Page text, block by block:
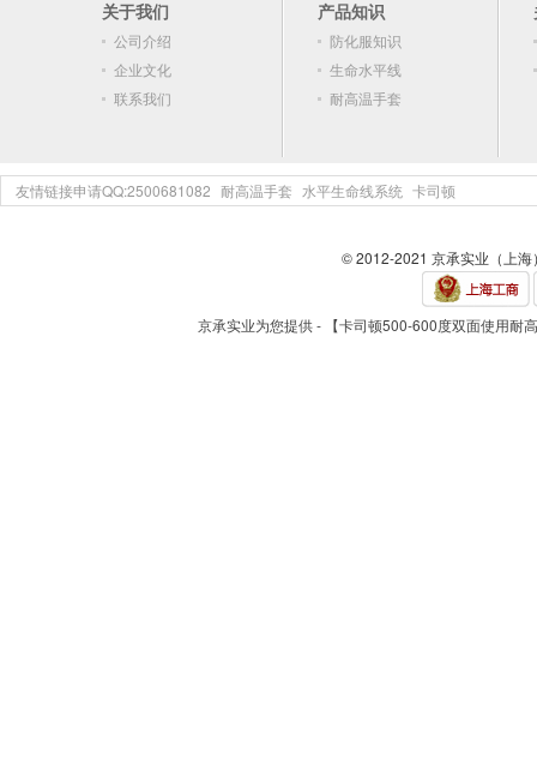
关于我们
公司介绍
企业文化
联系我们
产品知识
防化服知识
生命水平线
耐高温手套
友情链接申请QQ:2500681082 耐高温手套 水平生命线系统 卡司顿
© 2012-2021 京承实业（上
京承实业为您提供 - 【卡司顿500-600度双面使用耐